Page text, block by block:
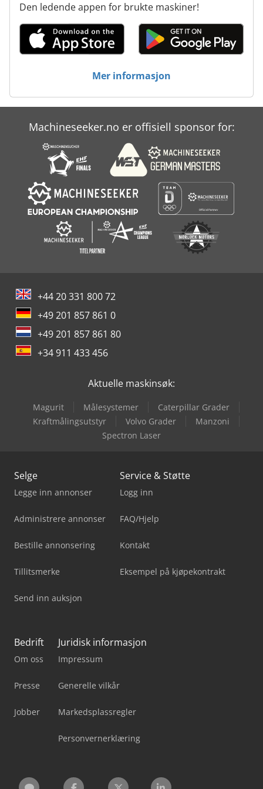
Den ledende appen for brukte maskiner!
Mer informasjon
Machineseeker.no er offisiell sponsor for:
+44 20 331 800 72
+49 201 857 861 0
+49 201 857 861 80
+34 911 433 456
Aktuelle maskinsøk:
Magurit Målesystemer
Caterpillar Grader
Kraftmålingsutstyr
Volvo Grader
Manzoni
Spectron Laser
Selge
Legge inn annonser
Administrere annonser
Bestille annonsering
Tillitsmerke
Send inn auksjon
Service & Støtte
Logg inn
FAQ/Hjelp
Kontakt
Eksempel på kjøpekontrakt
Bedrift
Om oss
Presse
Jobber
Juridisk informasjon
Impressum
Generelle vilkår
Markedsplassregler
Personvernerklæring